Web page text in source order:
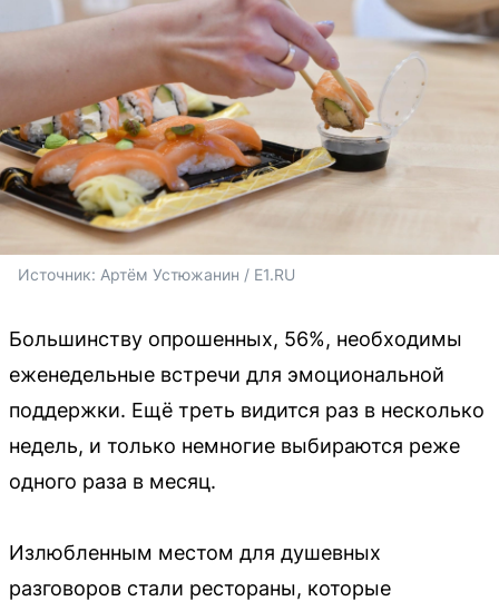
Источник: Артём Устюжанин / E1.RU
Большинству опрошенных, 56%, необходимы
еженедельные встречи для эмоциональной
поддержки. Ещё треть видится раз в несколько
недель, и только немногие выбираются реже
одного раза в месяц.
Излюбленным местом для душевных
разговоров стали рестораны, которые